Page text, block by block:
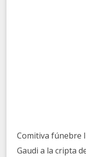
Comitiva fúnebre
Gaudi a la cripta